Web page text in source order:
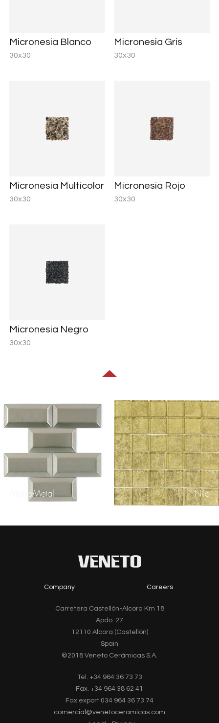
Micronesia Blanco
30x30
Micronesia Gris
30x30
Micronesia Multicolor
30x30
Micronesia Rojo
30x30
Micronesia Negro
30x30
MetroMetal Nilo
Carretera Castellón-Alcora Km 18
Apdo. 27
12110 Alcora (Castellón)
Spain
©2018 Veneto Cerámicas S.A.
Company Careers
Tel. +34 964 36 73 73
Fax. +34 964 38 62 41
Fax export 034 964 36 73 74
comercial@venetoceramicas.com